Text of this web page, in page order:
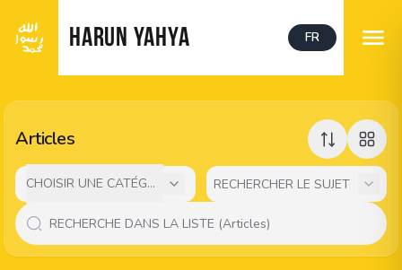
HARUN YAHYA FR
Articles
CHOISIR UNE CATÉGORIE